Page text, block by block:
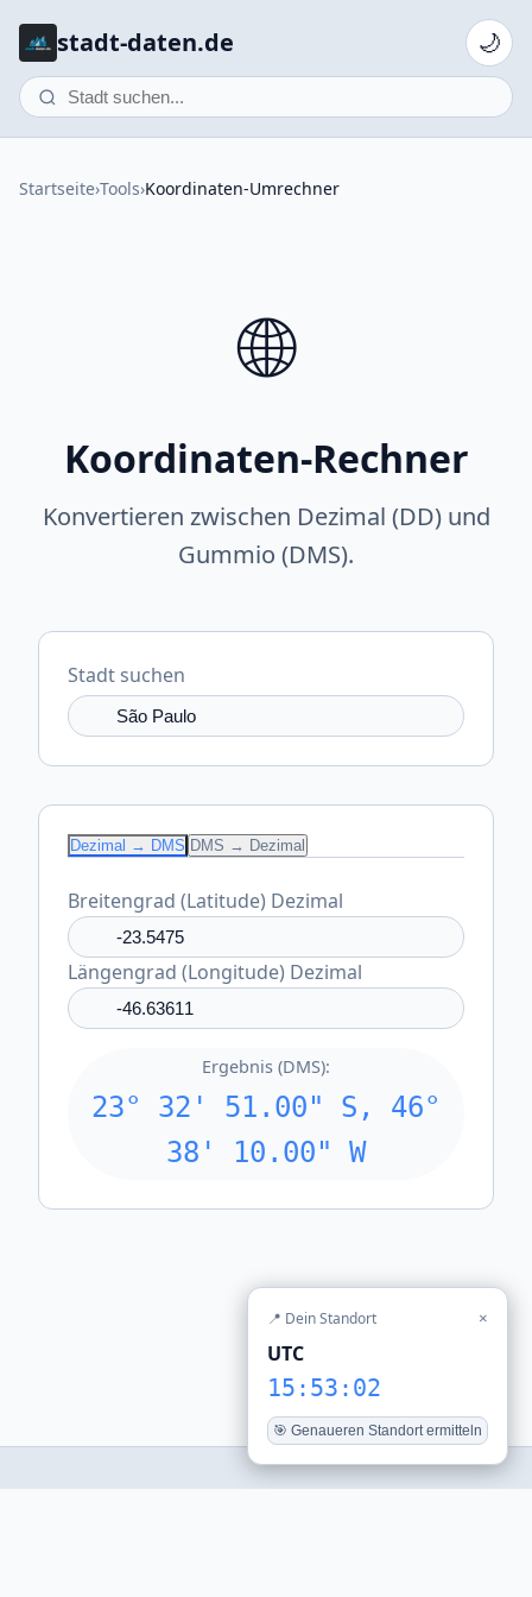
stadt-daten.de 🌙
Startseite›Tools›Koordinaten-Umrechner
🌐
Koordinaten-Rechner
Konvertieren zwischen Dezimal (DD) und
Gummio (DMS).
Stadt suchen
Dezimal → DMS DMS → Dezimal
Breitengrad (Latitude) Dezimal
Längengrad (Longitude) Dezimal
Ergebnis (DMS):
23° 32' 51.00" S, 46°
38' 10.00" W
📍 Dein Standort ×
UTC
15:53:02
🎯 Genaueren Standort ermitteln